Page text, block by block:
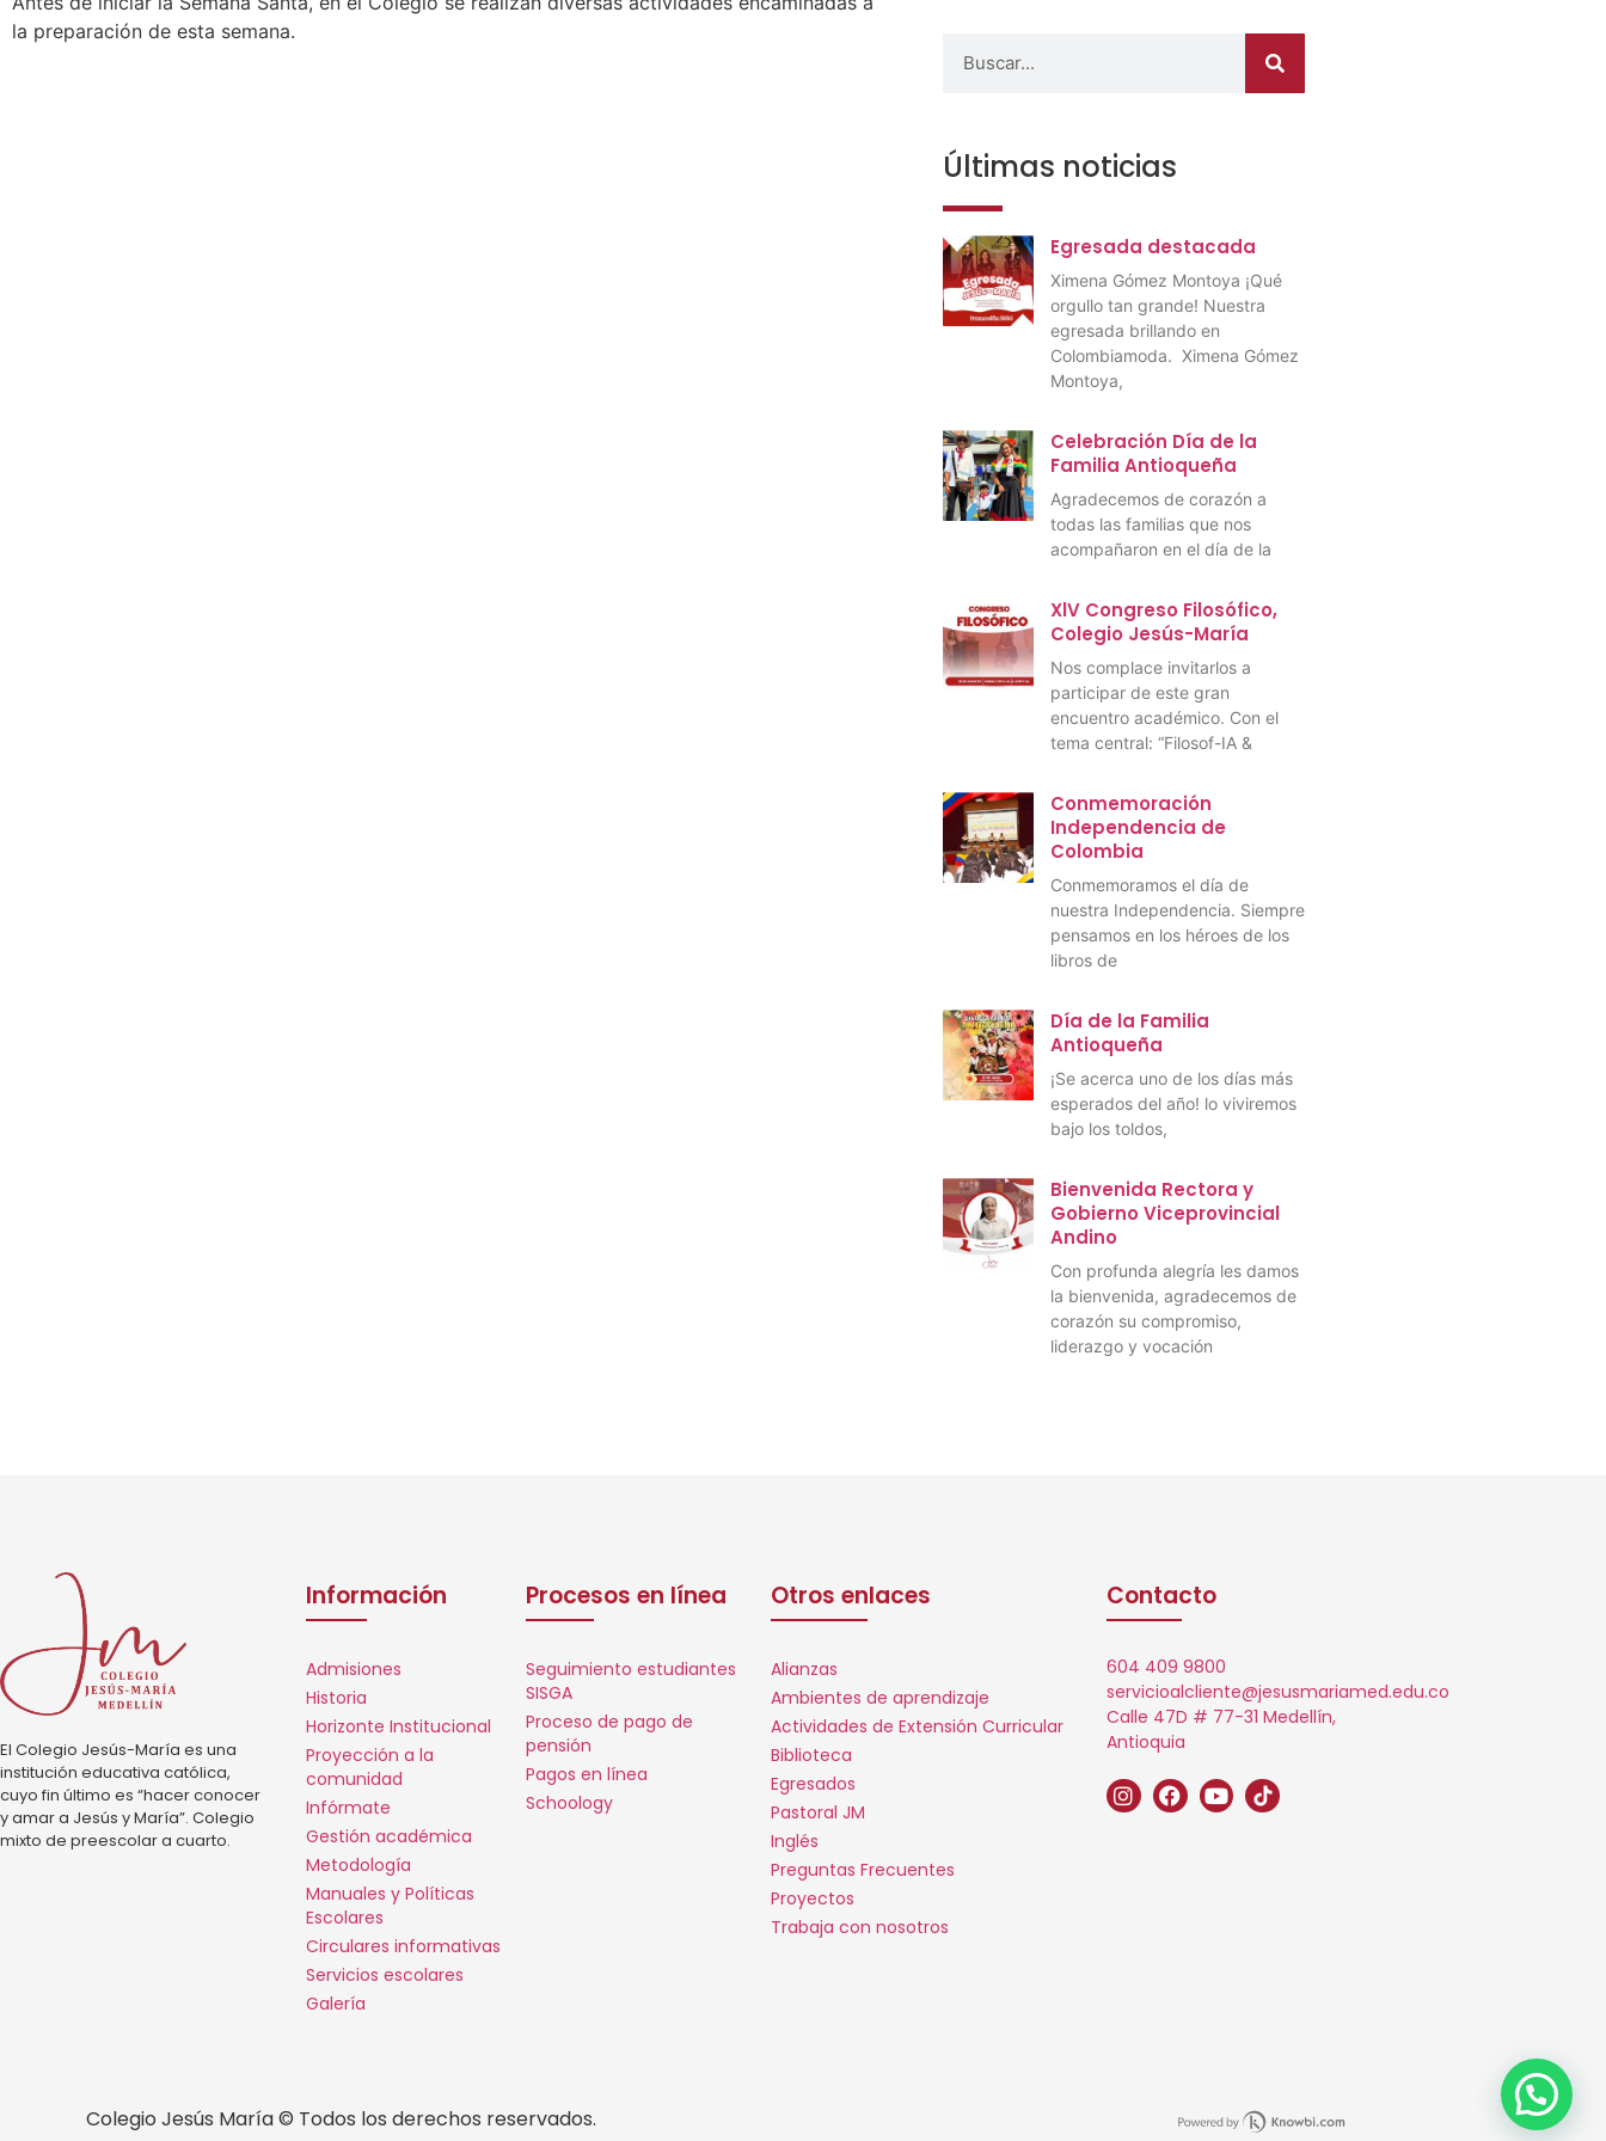
la preparación de esta semana.
Últimas noticias
Egresada destacada
Ximena Gómez Montoya ¡Qué
orgullo tan grande! Nuestra
egresada brillando en
Colombiamoda. Ximena Gómez
Montoya,
Celebración Día de la
Familia Antioqueña
Agradecemos de corazón a
todas las familias que nos
acompañaron en el día de la
XlV Congreso Filosófico,
Colegio Jesús-María
Nos complace invitarlos a
participar de este gran
encuentro académico. Con el
tema central: “Filosof-IA &
Conmemoración
Independencia de
Colombia
Conmemoramos el día de
nuestra Independencia. Siempre
pensamos en los héroes de los
libros de
Día de la Familia
Antioqueña
¡Se acerca uno de los días más
esperados del año! lo viviremos
bajo los toldos,
Bienvenida Rectora y
Gobierno Viceprovincial
Andino
Con profunda alegría les damos
la bienvenida, agradecemos de
corazón su compromiso,
liderazgo y vocación
El Colegio Jesús-María es una
institución educativa católica,
cuyo fin último es “hacer conocer
y amar a Jesús y María”. Colegio
mixto de preescolar a cuarto.
Información
Admisiones
Historia
Horizonte Institucional
Proyección a la
comunidad
Infórmate
Gestión académica
Metodología
Manuales y Políticas
Escolares
Circulares informativas
Servicios escolares
Galería
Procesos en línea
Seguimiento estudiantes
SISGA
Proceso de pago de
pensión
Pagos en línea
Schoology
Otros enlaces
Alianzas
Ambientes de aprendizaje
Actividades de Extensión Curricular
Biblioteca
Egresados
Pastoral JM
Inglés
Preguntas Frecuentes
Proyectos
Trabaja con nosotros
Contacto
604 409 9800
servicioalcliente@jesusmariamed.edu.co
Calle 47D # 77-31 Medellín,
Antioquia
Colegio Jesús María © Todos los derechos reservados.